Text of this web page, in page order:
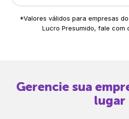
*Valores válidos para empresas
Lucro Presumido, fale com
Gerencie sua
lugar